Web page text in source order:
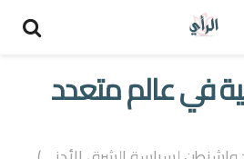
في عالم متعدد